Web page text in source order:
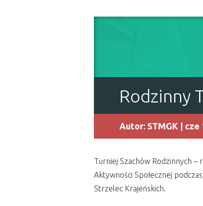
Rodzinny
Autor: STMGK | cze
Turniej Szachów Rodzinnych
Aktywności Społecznej
Strzelec Krajeńskich.